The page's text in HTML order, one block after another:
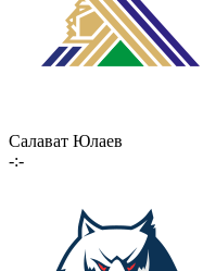
Салават Юлаев
-:-